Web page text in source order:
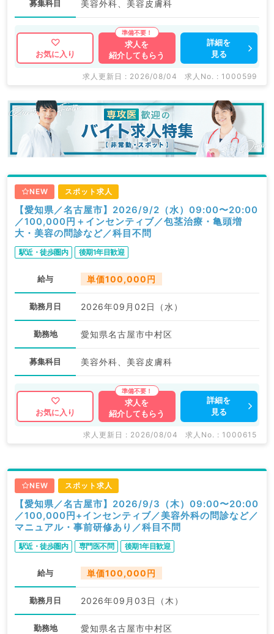
募集科目 美容外科、美容皮膚科
お気に入り
求人を
紹介してもらう
詳細を
見る
求人更新日 : 2026/08/04 求人No. : 1000599
NEW スポット求人
【愛知県／名古屋市】2026/9/2（水）09:00〜20:00
／100,000円＋インセンティブ／包茎治療・亀頭増
大・美容の問診など／科目不問
駅近・徒歩圏内 後期1年目歓迎
給与 単価100,000円
勤務月日 2026年09月02日（水）
勤務地 愛知県名古屋市中村区
募集科目 美容外科、美容皮膚科
お気に入り
求人を
紹介してもらう
詳細を
見る
求人更新日 : 2026/08/04 求人No. : 1000615
NEW スポット求人
【愛知県／名古屋市】2026/9/3（木）09:00〜20:00
／100,000円+インセンティブ／美容外科の問診など／
マニュアル・事前研修あり／科目不問
駅近・徒歩圏内 専門医不問 後期1年目歓迎
給与 単価100,000円
勤務月日 2026年09月03日（木）
勤務地 愛知県名古屋市中村区